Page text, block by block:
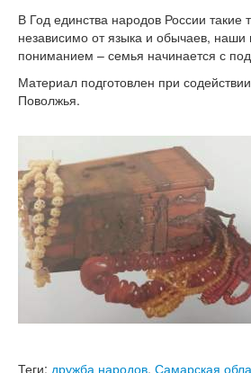
В Год единства народов России
независимо от языка и обычаев,
пониманием – семья начинается с
Материал подготовлен при
Поволжья.
Теги: дружба народов, Самарская